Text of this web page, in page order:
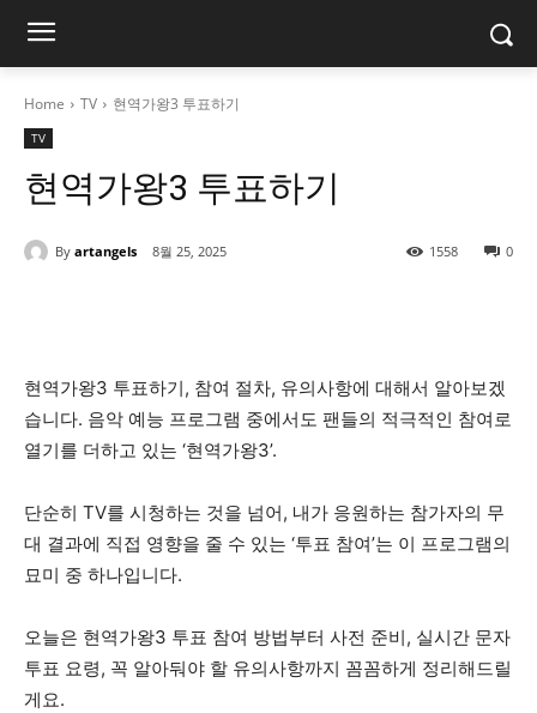
Home TV 현역가왕3 투표하기
TV
현역가왕3 투표하기
By artangels 8월 25, 2025 0
1558
현역가왕3 투표하기, 참여 절차, 유의사항에 대해서 알아보겠
습니다. 음악 예능 프로그램 중에서도 팬들의 적극적인 참여로
열기를 더하고 있는 ‘현역가왕3’.
단순히 TV를 시청하는 것을 넘어, 내가 응원하는 참가자의 무
대 결과에 직접 영향을 줄 수 있는 ‘투표 참여’는 이 프로그램의
묘미 중 하나입니다.
오늘은 현역가왕3 투표 참여 방법부터 사전 준비, 실시간 문자
투표 요령, 꼭 알아둬야 할 유의사항까지 꼼꼼하게 정리해드릴
게요.